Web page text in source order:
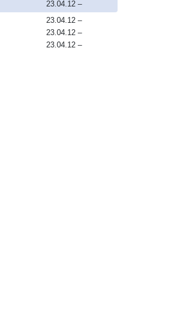
23.04.12 –
23.04.12 –
23.04.12 –
23.04.12 –